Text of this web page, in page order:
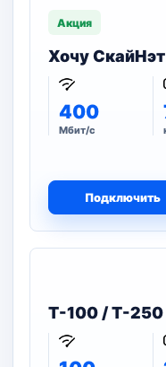
Акция
Хочу
400
Мбит/с
Подключить
T-100 / T-250